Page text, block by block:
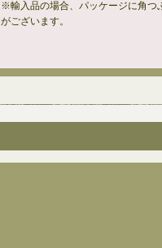
※輸入品の場合、パッケージに角つ
がございます。